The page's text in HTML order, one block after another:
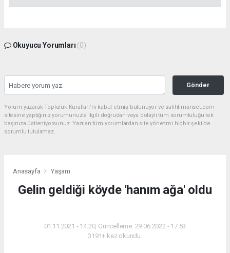
Okuyucu Yorumları (0)
Gönder
Yorum yazarak Topluluk Kuralları’nı kabul etmiş bulunuyor ve salihlimanset.com
sitesine yaptığınız yorumunuzla ilgili doğrudan veya dolaylı tüm sorumluluğu tek
başınıza üstleniyorsunuz. Yazılan tüm yorumlardan site yönetimi hiçbir şekilde
sorumlu tutulamaz.
Anasayfa Yaşam
Gelin geldiği köyde 'hanım ağa' oldu
01.11.2021 - 14:20, Güncelleme: 29.06.2022 - 17:53
3191+ kez okundu.